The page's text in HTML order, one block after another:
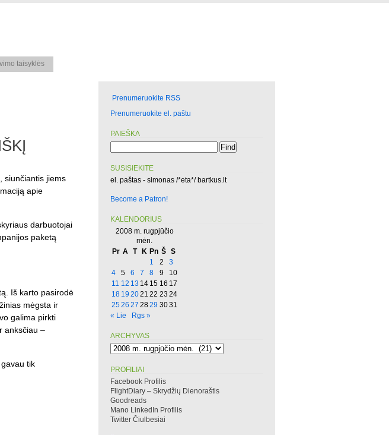
taisyklės
siunčiantis jiems
apie
darbuotojai
paketą
Iš karto pasirodė
mėgsta ir
galima pirkti
anksčiau –
tik
Prenumeruokite RSS
Prenumeruokite el. paštu
PAIEŠKA
SUSISIEKITE
el. paštas - simonas /*eta*/ bartkus.lt
Become a Patron!
KALENDORIUS
2008 m. rugpjūčio
mėn.
Pr A T K Pn Š S
1
2
3
4
5 6 7 8 9
10
11 12 13 14 15 16 17
18 19 2021 22 23 24
2526 27 2829 3031
« Lie
Rgs »
ARCHYVAS
Archyvas
PROFILIAI
Facebook Profilis
FlightDiary – Skrydžių Dienoraštis
Goodreads
Mano LinkedIn Profilis
Twitter Čiulbesiai